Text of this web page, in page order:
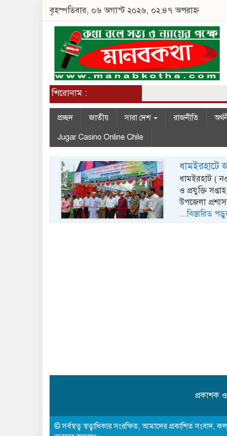
বৃহস্পতিবার, ০৬ অগাস্ট ২০২৬, ০২:৪৭ অপরাহ্ন
শিরোনাম :
প্রচ্ছদ জাতীয় সারা দেশ রাজনীতি
Jugar Casino Online Chile
ধামইরহাটে
ধামইরহাট (
ও প্রযুক্তি
উপজেলা
...বিস্তারিত
প্রকাশক
© সর্বস্বত্ব স্বত্বাধিকার সংরক্ষিত, আমাদের প্রকাশিত সংবাদ,